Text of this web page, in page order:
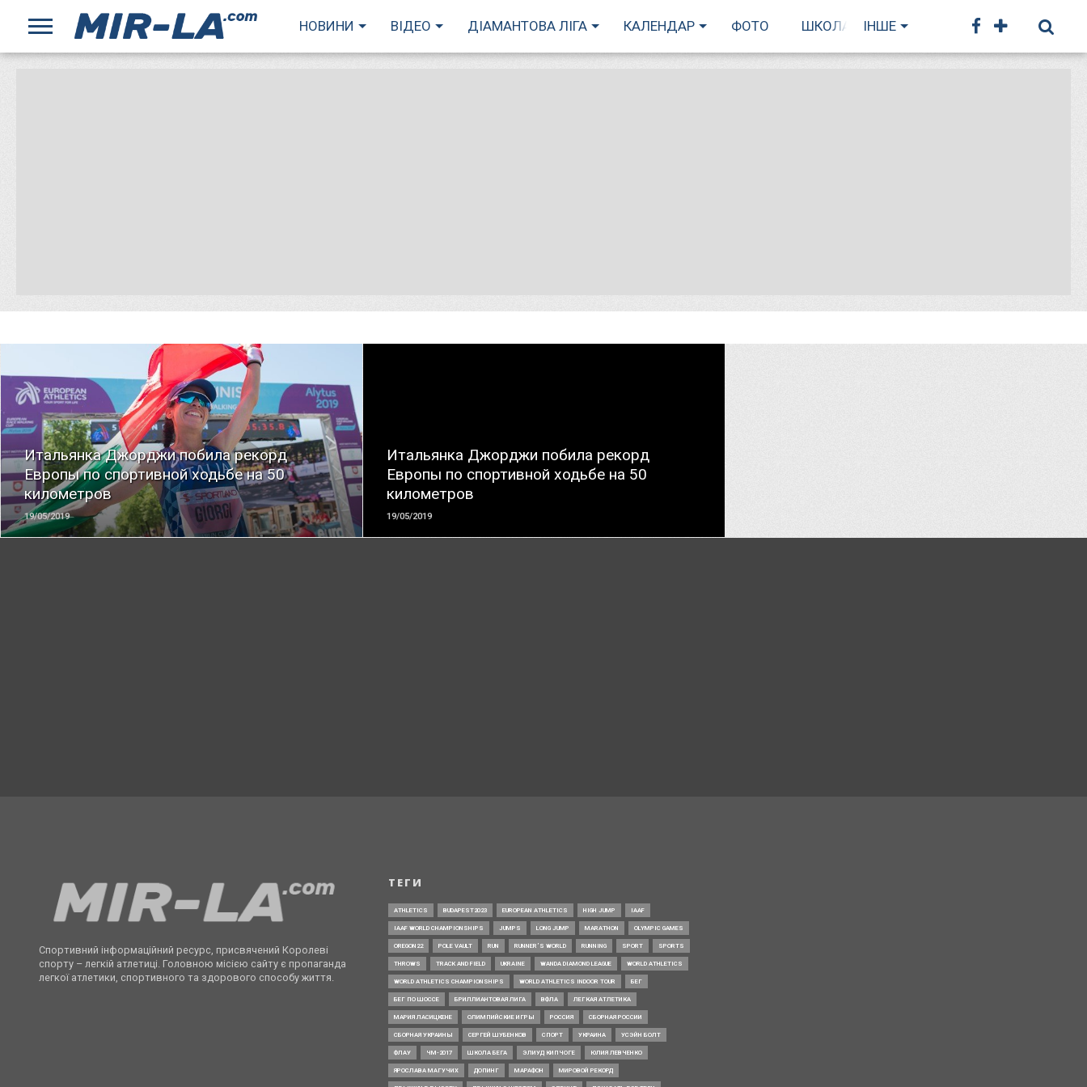
НОВИНИ ВІДЕО ДІАМАНТОВА ЛІГА КАЛЕНДАР ФОТО ШКОЛА БІГУ
ІНШЕ
Итальянка Джорджи побила рекорд
Европы по спортивной ходьбе на 50
километров
19/05/2019
ЧИТАТЬ
Итальянка Джорджи побила рекорд
Европы по спортивной ходьбе на 50
километров
19/05/2019
Спортивний інформаційний ресурс, присвячений Королеві
спорту – легкій атлетиці. Головною місією сайту є пропаганда
легкої атлетики, спортивного та здорового способу життя.
ТЕГИ
ATHLETICS BUDAPEST2023 EUROPEAN ATHLETICS HIGH JUMP IAAF
IAAF WORLD CHAMPIONSHIPS JUMPS LONG JUMP MARATHON OLYMPIC GAMES
OREGON22 POLE VAULT RUN RUNNER’S WORLD RUNNING SPORT SPORTS
THROWS TRACK AND FIELD UKRAINE WANDA DIAMOND LEAGUE WORLD ATHLETICS
WORLD ATHLETICS CHAMPIONSHIPS WORLD ATHLETICS INDOOR TOUR БЕГ
БЕГ ПО ШОССЕ БРИЛЛИАНТОВАЯ ЛИГА ВФЛА ЛЕГКАЯ АТЛЕТИКА
МАРИЯ ЛАСИЦКЕНЕ ОЛИМПИЙСКИЕ ИГРЫ РОССИЯ СБОРНАЯ РОССИИ
СБОРНАЯ УКРАИНЫ СЕРГЕЙ ШУБЕНКОВ СПОРТ УКРАИНА УСЭЙН БОЛТ
ФЛАУ ЧМ-2017 ШКОЛА БЕГА ЭЛИУД КИПЧОГЕ ЮЛИЯ ЛЕВЧЕНКО
ЯРОСЛАВА МАГУЧИХ ДОПИНГ МАРАФОН МИРОВОЙ РЕКОРД